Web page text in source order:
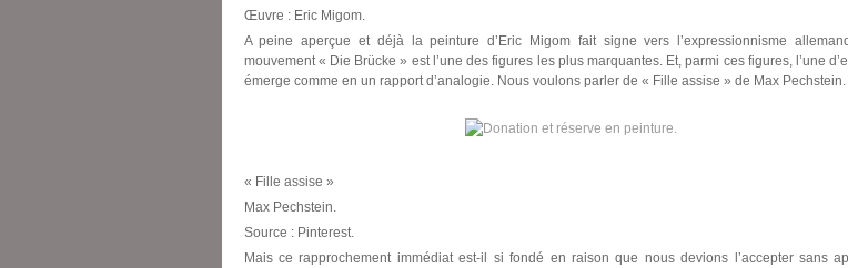
Œuvre : Eric Migom.
A peine aperçue et déjà la peinture d’Eric Migom fait signe vers l’expressionnisme
mouvement « Die Brücke » est l’une des figures les plus marquantes. Et, parmi ces figures, l’une
émerge comme en un rapport d’analogie. Nous voulons parler de « Fille assise » de Max Pechstein.
« Fille assise »
Max Pechstein.
Source : Pinterest.
Mais ce rapprochement immédiat est-il si fondé en raison que nous devions l’accepter sans